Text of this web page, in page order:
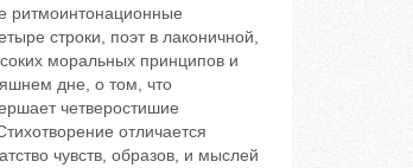
ритмоинтонационные
строки, поэт в лаконичной,
моральных принципов и
дне, о том, что
четверостишие
отличается
чувств, образов, и мыслей